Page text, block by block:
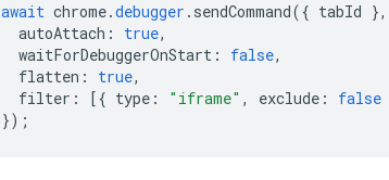
await chrome.debugger . sendCommand({ tabId },
autoAttach : true,
waitForDebuggerOnStart : false,
flatten : true,
filter : [{ type : "iframe" , exclude : false
});